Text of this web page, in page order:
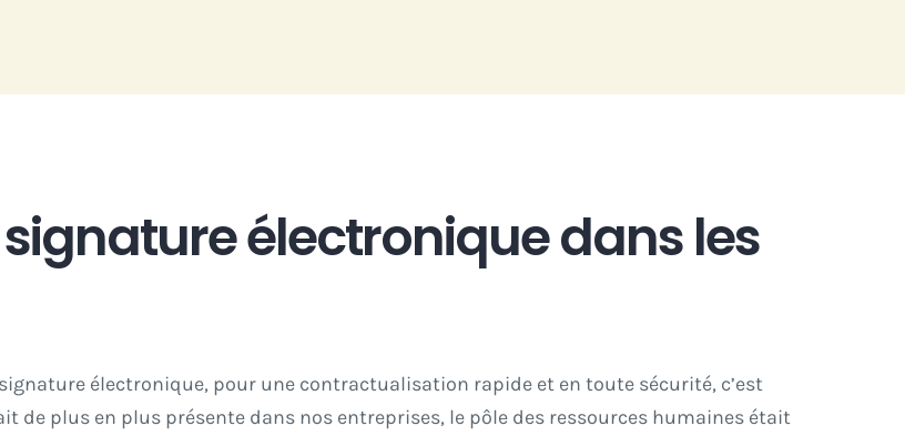
électronique dans les
électronique, pour une contractualisation rapide et en toute sécurité, c’est
de plus en plus présente dans nos entreprises, le pôle des ressources humaines était